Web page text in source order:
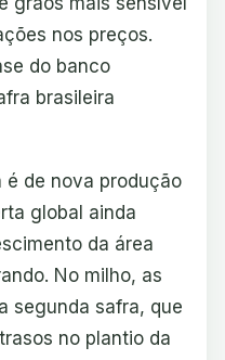
nos preços.
do banco
brasileira
é de nova produção
global ainda
da área
No milho, as
segunda safra, que
no plantio da